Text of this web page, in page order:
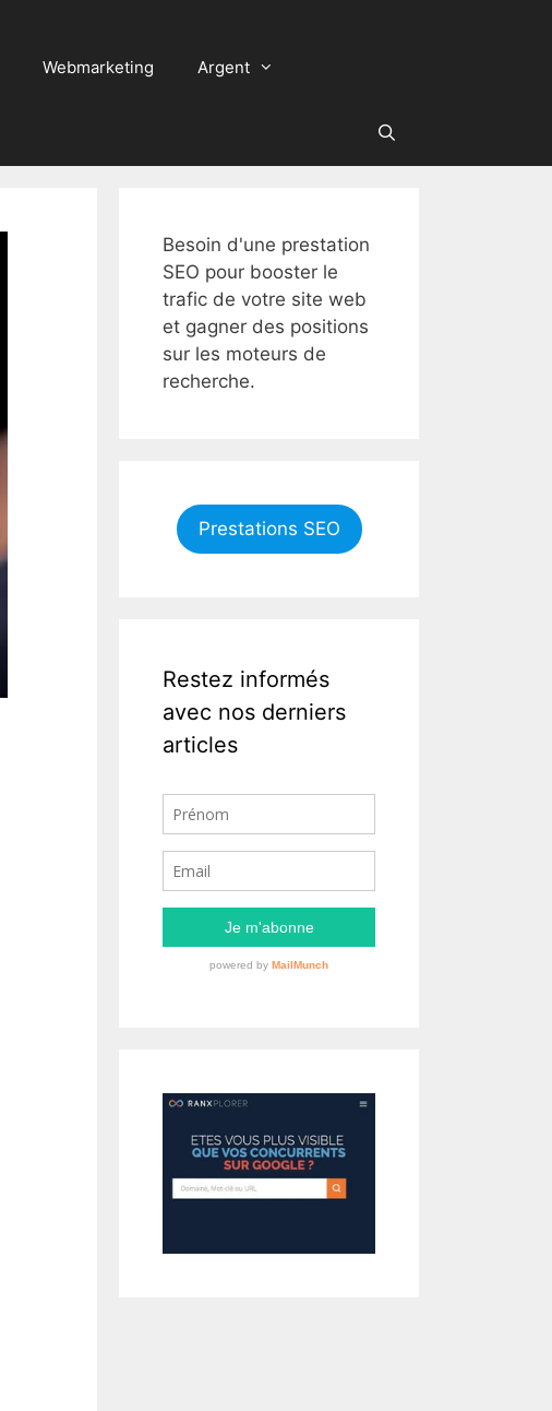
Webmarketing Argent
Besoin d'une prestation
SEO pour booster le
trafic de votre site web
et gagner des positions
sur les moteurs de
recherche.
Prestations SEO
Restez informés
avec nos derniers
articles